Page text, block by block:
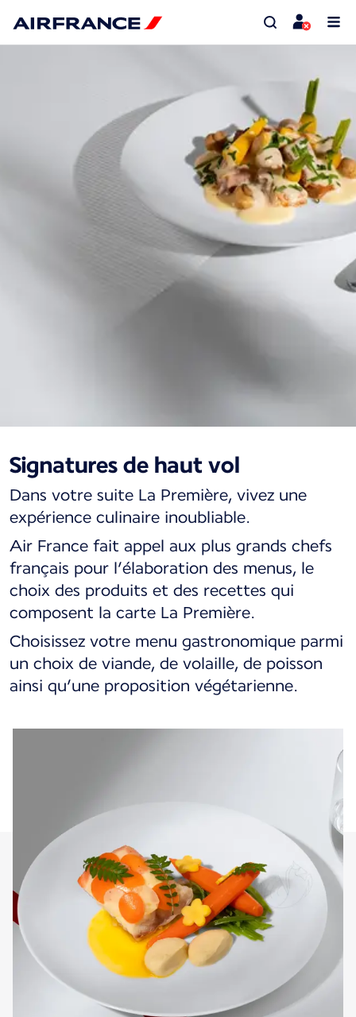
La Première, un
voyage au cœur de la
gastronomie française
Signatures de haut vol
Dans votre suite La Première, vivez une
expérience culinaire inoubliable.
Air France fait appel aux plus grands chefs
français pour l’élaboration des menus, le
choix des produits et des recettes qui
composent la carte La Première.
Choisissez votre menu gastronomique parmi
un choix de viande, de volaille, de poisson
ainsi qu’une proposition végétarienne.